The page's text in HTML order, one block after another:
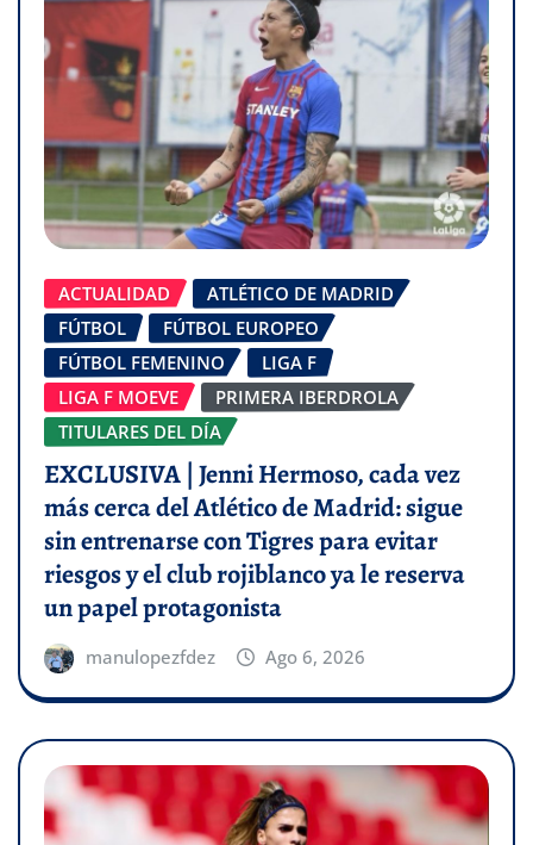
ACTUALIDAD
ATLÉTICO DE MADRID
FÚTBOL
FÚTBOL EUROPEO
FÚTBOL FEMENINO
LIGA F
LIGA F MOEVE
PRIMERA IBERDROLA
TITULARES DEL DÍA
EXCLUSIVA | Jenni Hermoso, cada vez
más cerca del Atlético de Madrid: sigue
sin entrenarse con Tigres para evitar
riesgos y el club rojiblanco ya le reserva
un papel protagonista
manulopezfdez Ago 6, 2026